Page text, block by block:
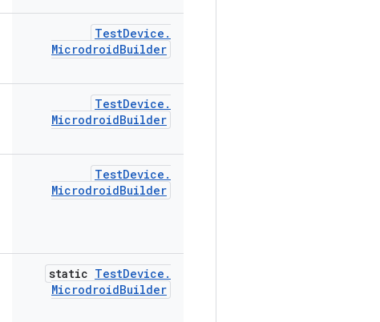
TestDevice .
MicrodroidBuilder
TestDevice .
MicrodroidBuilder
TestDevice .
MicrodroidBuilder
static TestDevice .
MicrodroidBuilder